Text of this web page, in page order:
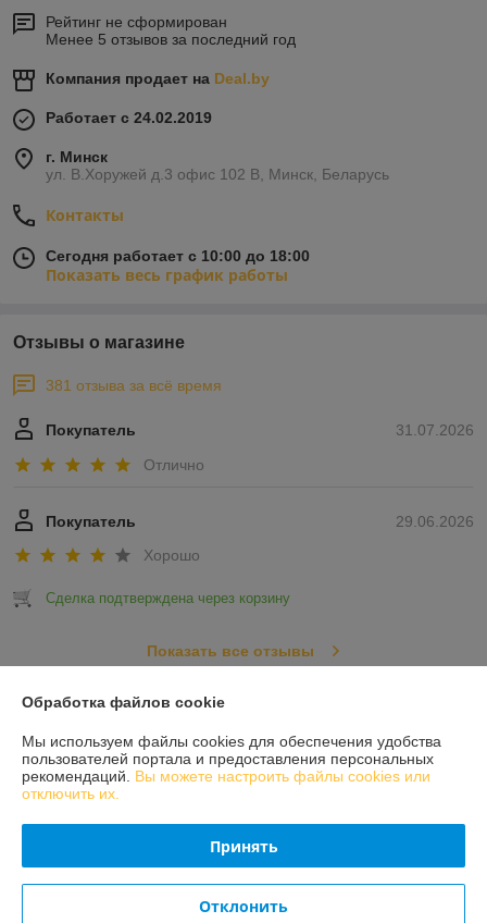
Рейтинг не сформирован
Менее 5 отзывов за последний год
Компания продает на Deal.by
Работает с 24.02.2019
г. Минск
ул. В.Хоружей д.3 офис 102 В, Минск, Беларусь
Контакты
Сегодня работает с 10:00 до 18:00
Показать весь график работы
Отзывы о магазине
381 отзыва за всё время
31.07.2026
Покупатель
Отлично
29.06.2026
Покупатель
Хорошо
Сделка подтверждена через корзину
Показать все отзывы
Контакты
Доставка и оплата
Обработка файлов cookie
Мы используем файлы cookies для обеспечения удобства
пользователей портала и предоставления персональных
рекомендаций. Вы можете настроить файлы cookies или
отключить их.
Принять
Отклонить